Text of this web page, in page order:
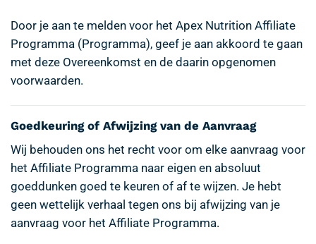
Door je aan te melden voor het Apex Nutrition Affiliate
Programma (Programma), geef je aan akkoord te gaan
met deze Overeenkomst en de daarin opgenomen
voorwaarden.
Goedkeuring of Afwijzing van de Aanvraag
Wij behouden ons het recht voor om elke aanvraag voor
het Affiliate Programma naar eigen en absoluut
goeddunken goed te keuren of af te wijzen. Je hebt
geen wettelijk verhaal tegen ons bij afwijzing van je
aanvraag voor het Affiliate Programma.